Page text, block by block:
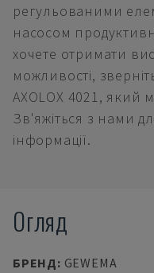
регульованими
насосом
хочете отримати
можливості,
AXOLOX 4021,
Зв'яжіться з нами
інформації.
Огляд
БРЕНД: GEWEMA